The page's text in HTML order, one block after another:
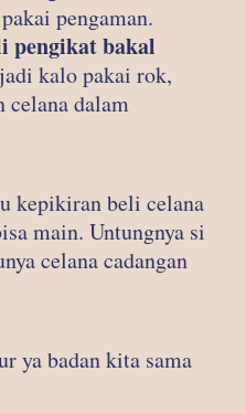
pengaman.
pengikat bakal
kalo pakai rok,
celana dalam
kepikiran beli celana
main. Untungnya si
celana cadangan
ya badan kita sama